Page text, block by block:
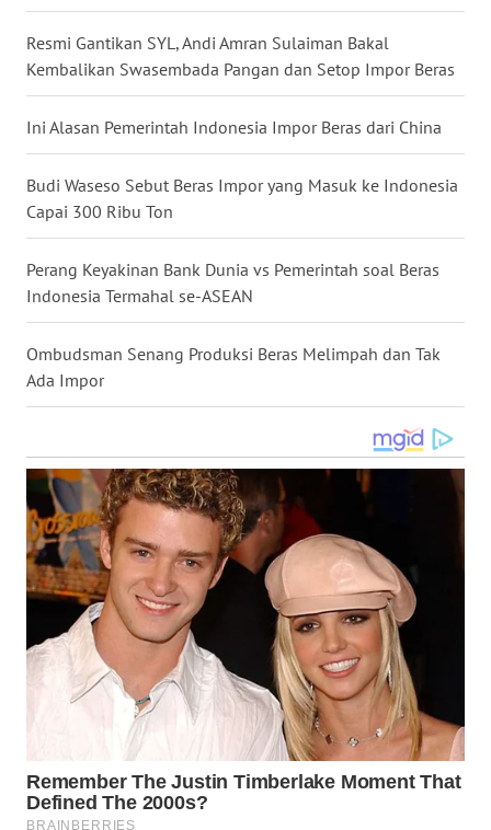
Resmi Gantikan SYL, Andi Amran Sulaiman Bakal
Kembalikan Swasembada Pangan dan Setop Impor Beras
Ini Alasan Pemerintah Indonesia Impor Beras dari China
Budi Waseso Sebut Beras Impor yang Masuk ke Indonesia
Capai 300 Ribu Ton
Perang Keyakinan Bank Dunia vs Pemerintah soal Beras
Indonesia Termahal se-ASEAN
Ombudsman Senang Produksi Beras Melimpah dan Tak
Ada Impor
NUSANTARA
JOGJA
WN
JATIM
WN
BALI
WN
KALBAR
KALTENG
WN
KALTARA
WN
KALSEL
WN
KALTIM
WN
SULSEL